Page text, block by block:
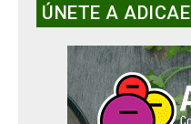
ÚNETE A ADICAE